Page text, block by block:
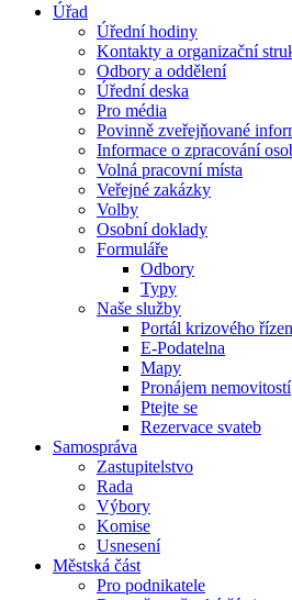
Úřad
Úřední hodiny
Kontakty a organizační
Odbory a oddělení
Úřední deska
Pro média
Povinně zveřejňované
Informace o zpracování
Volná pracovní místa
Veřejné zakázky
Volby
Osobní doklady
Formuláře
Odbory
Typy
Naše služby
Portál krizového
E-Podatelna
Mapy
Pronájem nemovitostí
Ptejte se
Rezervace svateb
Samospráva
Zastupitelstvo
Rada
Výbory
Komise
Usnesení
Městská část
Pro podnikatele